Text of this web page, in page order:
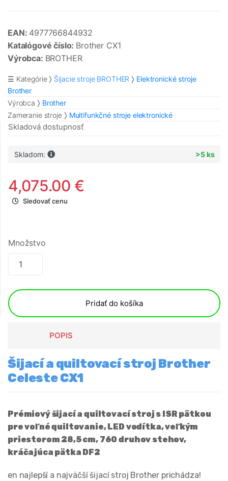
EAN: 4977766844932
Katalógové číslo: Brother CX1
Výrobca: BROTHER
☰ Kategórie Šijacie stroje BROTHER
Elektronické stroje
Brother
Výrobca
Brother
Zameranie stroje
Multifunkčné stroje elektronické
Skladová dostupnosť
Skladom: >5 ks
4,075.00 €
Sledovať cenu
Množstvo
Pridať do košíka
POPIS
Šijací a quiltovací stroj Brother
Celeste CX1
Prémiový šijací a quiltovací stroj s ISR pätkou
pre voľné quiltovanie, LED vodítka, veľkým
priestorom 28,5 cm, 760 druhov stehov,
kráčajúca pätka DF2
en najlepší a najväčší šijací stroj Brother prichádza!